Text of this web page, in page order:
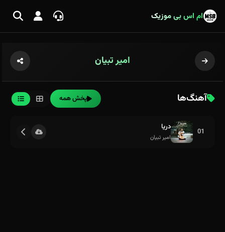
ام اس بی موزیک
امیر تبیان
آهنگ‌ها پخش همه
01 دریا
امیر تبیان